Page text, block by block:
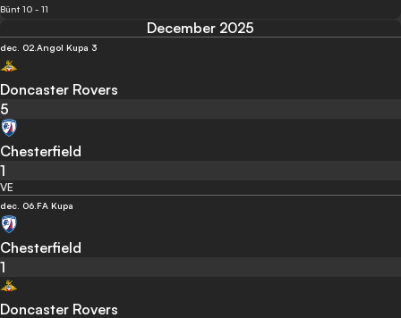
Bünt 10 - 11
December 2025
dec. 02. Angol Kupa 3
Doncaster Rovers
5
Chesterfield
1
VE
dec. 06. FA Kupa
Chesterfield
1
Doncaster Rovers